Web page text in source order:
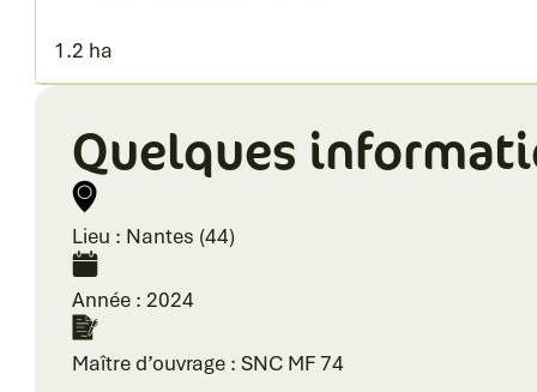
1.2 ha
Quelques
Lieu : Nantes (44)
Année : 2024
Maître d’ouvrage : SNC MF 74